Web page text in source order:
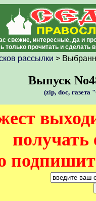
интересные, да и
только прочитать и
рассылки >
Выпуск
(zip, doc, газета